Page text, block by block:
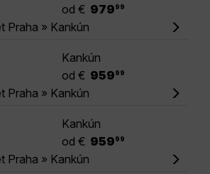
od € 979 99
Praha » Kankún
Kankún
od € 959 99
Praha » Kankún
Kankún
od € 959 99
Praha » Kankún